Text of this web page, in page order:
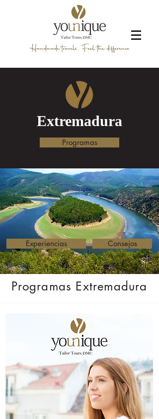
Extremadura
Programas
Experiencias Consejos
Programas Extremadura